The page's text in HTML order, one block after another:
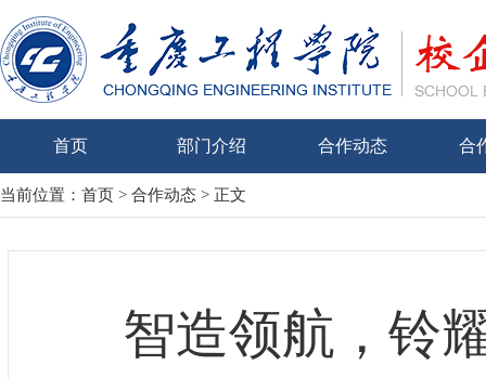
首页 部门介绍 合作动态 合
当前位置： 首页 > 合作动态 > 正文
智造领航，铃